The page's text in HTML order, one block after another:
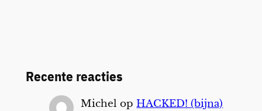
Recente reacties
Michel opHACKED! (bijna)